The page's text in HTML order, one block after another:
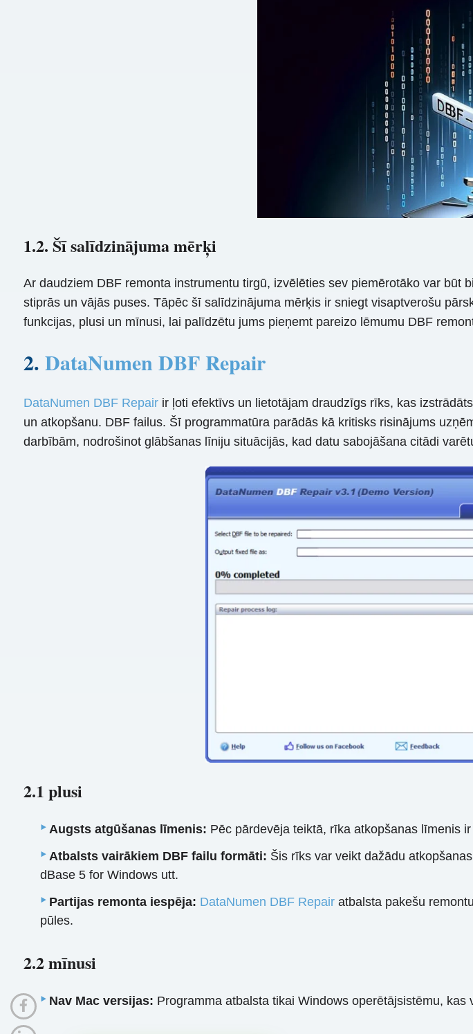
1.2. Šī salīdzinājuma mērķi
Ar daudziem DBF remonta instrumentu tirgū, izvēlēties sev piemērotāko var
stiprās un vājās puses. Tāpēc šī salīdzinājuma mērķis ir sniegt visaptverošu
funkcijas, plusi un mīnusi, lai palīdzētu jums pieņemt pareizo lēmumu DBF
2. DataNumen DBF Repair
DataNumen DBF Repairir ļoti efektīvs un lietotājam draudzīgs rīks, kas
un atkopšanu. DBF failus. Šī programmatūra parādās kā kritisks risinājums
darbībām, nodrošinot glābšanas līniju situācijās, kad datu sabojāšana citādi
2.1 plusi
Augsts atgūšanas līmenis: Pēc pārdevēja teiktā, rīka atkopšanas līmenis
Atbalsts vairākiem DBF failu formāti: Šis rīks var veikt dažādu
dBase 5 for Windows utt.
Partijas remonta iespēja: DataNumen DBF Repair atbalsta pakešu
pūles.
2.2 mīnusi
Nav Mac versijas: Programma atbalsta tikai Windows operētājsistēmu,